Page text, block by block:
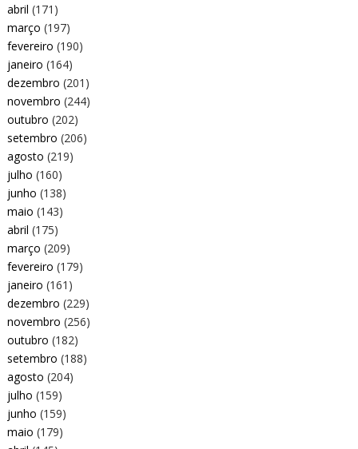
abril (171)
março (197)
fevereiro (190)
janeiro (164)
dezembro (201)
novembro (244)
outubro (202)
setembro (206)
agosto (219)
julho (160)
junho (138)
maio (143)
abril (175)
março (209)
fevereiro (179)
janeiro (161)
dezembro (229)
novembro (256)
outubro (182)
setembro (188)
agosto (204)
julho (159)
junho (159)
maio (179)